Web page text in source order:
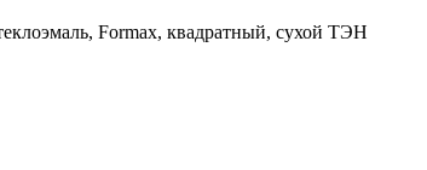
Formax, квадратный, сухой ТЭН